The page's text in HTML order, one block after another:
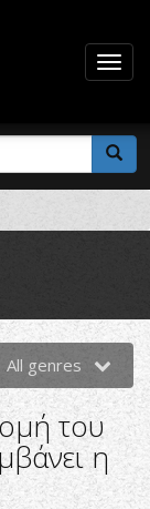
All genres
του
η